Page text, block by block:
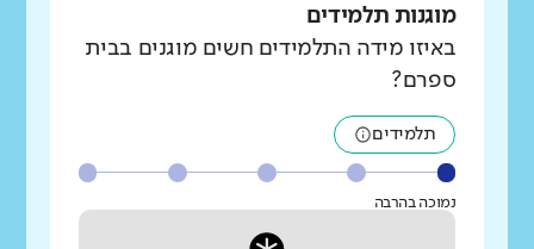
מוגנות תלמידים
באיזו מידה התלמידים חשים מוגנים בבית
ספרם?
תלמידים
נמוכה בהרבה